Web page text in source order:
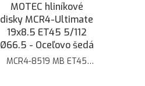
MOTEC hliníkové
disky MCR4-Ultimate
19x8.5 ET45 5/112
Ø66.5 - Oceľovo šedá
MCR4-8519 MB ET45